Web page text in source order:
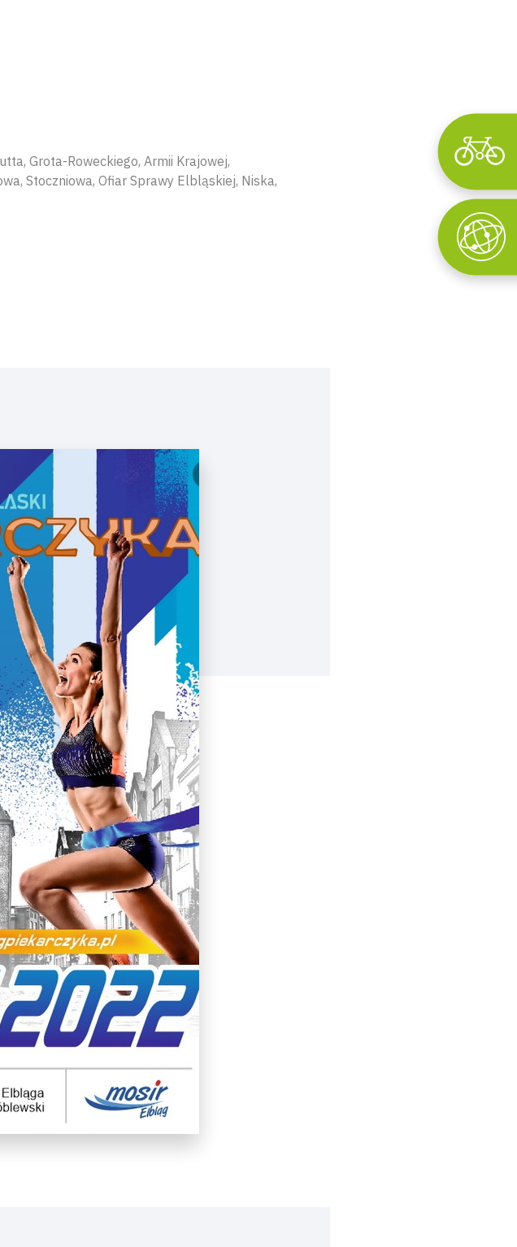
Grota-Roweckiego, Armii Krajowej,
Stoczniowa, Ofiar Sprawy Elbląskiej, Niska,
Wyszukaj